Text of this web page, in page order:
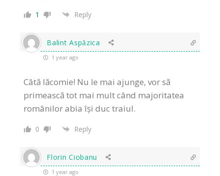
1 Reply
Balint Aspăzica
1 year ago
Câtă lăcomie! Nu le mai ajunge, vor să
primească tot mai mult când majoritatea
românilor abia își duc traiul.
0 Reply
Florin Ciobanu
1 year ago